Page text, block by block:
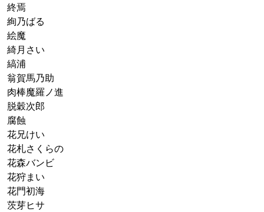
終焉
絢乃ばる
絵魔
綺月さい
縞浦
翁賀馬乃助
肉棒魔羅ノ進
脱穀次郎
腐蝕
花兄けい
花札さくらの
花森バンビ
花狩まい
花門初海
茨芽ヒサ